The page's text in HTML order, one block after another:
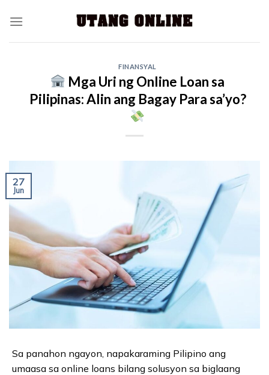
FINANSYAL
Mga Uri ng Online Loan sa
Pilipinas: Alin ang Bagay Para sa’yo?
27
Jun
Sa panahon ngayon, napakaraming Pilipino ang
umaasa sa online loans bilang solusyon sa biglaang